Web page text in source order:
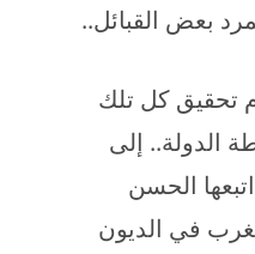
بعض القبائل..
تحقيق كل تلك
الدولة.. إلى
الحسن
في الديون